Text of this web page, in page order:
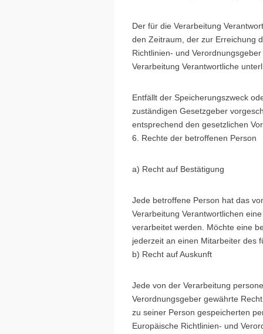
Der für die Verarbeitung
den Zeitraum, der zur Erreichung
Richtlinien- und
Verarbeitung Verantwortliche
Entfällt der Speicherungszweck
zuständigen Gesetzgeber
entsprechend den gesetzlichen
6. Rechte der betroffenen Person
a) Recht auf Bestätigung
Jede betroffene Person hat das
Verarbeitung Verantwortlichen
verarbeitet werden. Möchte eine
jederzeit an einen Mitarbeiter des
b) Recht auf Auskunft
Jede von der Verarbeitung
Verordnungsgeber gewährte
zu seiner Person gespeicherten
Europäische Richtlinien- und